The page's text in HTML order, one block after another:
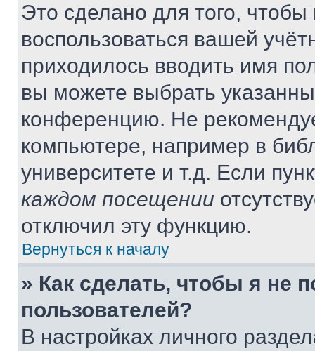
Это сделано для того, чтобы
воспользоваться вашей
приходилось вводить имя
вы можете выбрать
конференцию. Не
компьютере, например в
университете и т.д. Если
каждом посещении
отключил эту функцию.
Вернуться к началу
» Как сделать, чтобы я не
пользователей?
В настройках личного